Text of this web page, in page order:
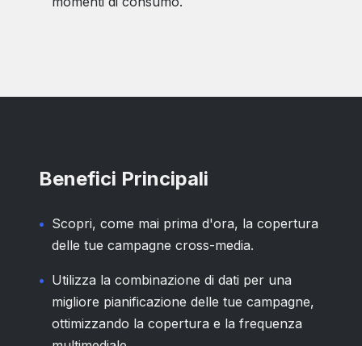
Benefici Principali
Scopri, come mai prima d'ora, la copertura
delle tue campagne cross-media.
Utilizza la combinazione di dati per una
migliore pianificazione delle tue campagne,
ottimizzando la copertura e la frequenza